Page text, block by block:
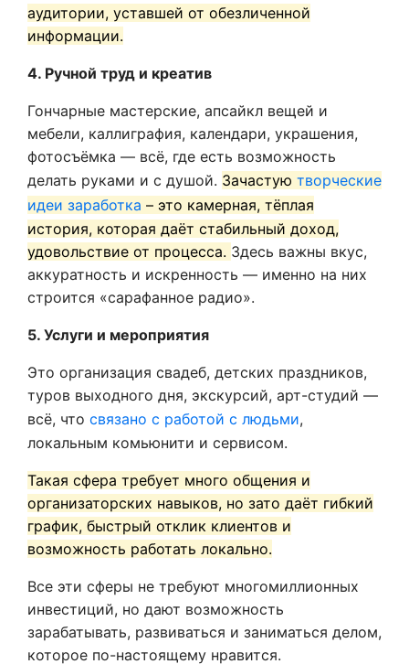
аудитории, уставшей от обезличенной
информации.
4. Ручной труд и креатив
Гончарные мастерские, апсайкл вещей и
мебели, каллиграфия, календари, украшения,
фотосъёмка — всё, где есть возможность
делать руками и с душой. Зачастую творческие
идеи заработка – это камерная, тёплая
история, которая даёт стабильный доход,
удовольствие от процесса. Здесь важны вкус,
аккуратность и искренность — именно на них
строится «сарафанное радио».
5. Услуги и мероприятия
Это организация свадеб, детских праздников,
туров выходного дня, экскурсий, арт-студий —
всё, что связано с работой с людьми,
локальным комьюнити и сервисом.
Такая сфера требует много общения и
организаторских навыков, но зато даёт гибкий
график, быстрый отклик клиентов и
возможность работать локально.
Все эти сферы не требуют многомиллионных
инвестиций, но дают возможность
зарабатывать, развиваться и заниматься делом,
которое по-настоящему нравится.